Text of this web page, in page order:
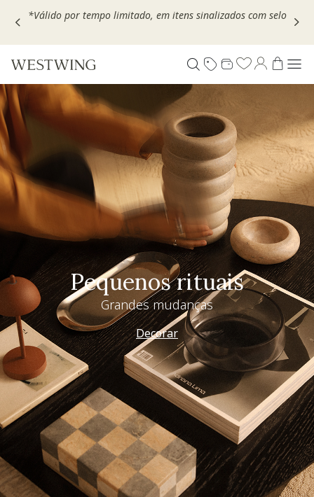
Escolha seu VOUCHER e ganhe até 30% OFF*: useMOVEL30,
Pequenos rituais
Grandes mudanças
Decorar